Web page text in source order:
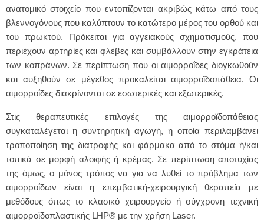
ανατομικό στοιχείο που εντοπίζονται ακριβώς κάτω από τους
βλεννογόνους που καλύπτουν το κατώτερο μέρος του ορθού και
του πρωκτού. Πρόκειται για αγγειακούς σχηματισμούς, που
περιέχουν αρτηρίες και φλέβες και συμβάλλουν στην εγκράτεια
των κοπράνων. Σε περίπτωση που οι αιμορροΐδες διογκωθούν
και αυξηθούν σε μέγεθος προκαλείται αιμορροϊδοπάθεια. Οι
αιμορροΐδες διακρίνονται σε εσωτερικές και εξωτερικές.
Στις θεραπευτικές επιλογές της αιμορροϊδοπάθειας
συγκαταλέγεται η συντηρητική αγωγή, η οποία περιλαμβάνει
τροποποίηση της διατροφής και φάρμακα από το στόμα ή/και
τοπικά σε μορφή αλοιφής ή κρέμας. Σε περίπτωση αποτυχίας
της όμως, ο μόνος τρόπος να για να λυθεί το πρόβλημα των
αιμορροΐδων είναι η επεμβατική-χειρουργική θεραπεία με
μεθόδους όπως το κλασικό χειρουργείο ή σύγχρονη τεχνική
αιμορροϊδοπλαστικής LHP® με την χρήση Laser.